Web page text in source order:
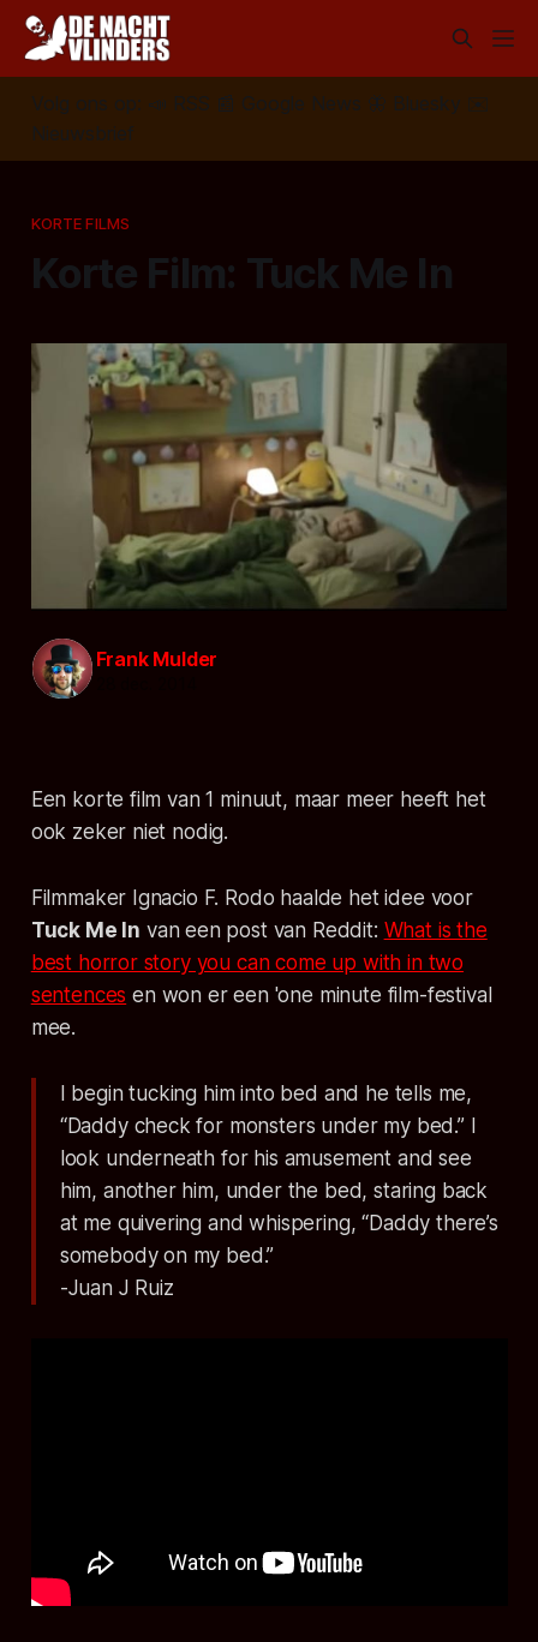
Volg ons op: 📣 RSS 📰 Google News 🦋 Bluesky
✉️
Nieuwsbrief
KORTE FILMS
Korte Film: Tuck Me In
Frank Mulder
Een korte film van 1 minuut, maar meer heeft het
ook zeker niet nodig.
Filmmaker Ignacio F. Rodo haalde het idee voor
Tuck Me In van een post van Reddit: What is the
best horror story you can come up with in two
sentences en won er een 'one minute film-festival
mee.
I begin tucking him into bed and he tells me,
“Daddy check for monsters under my bed.” I
look underneath for his amusement and see
him, another him, under the bed, staring back
at me quivering and whispering, “Daddy there’s
somebody on my bed.”
-Juan J Ruiz